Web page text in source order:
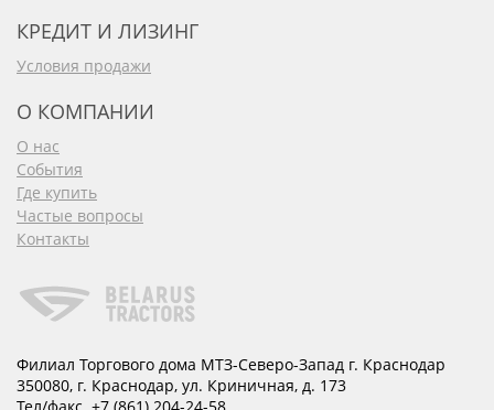
КРЕДИТ И ЛИЗИНГ
Условия продажи
О КОМПАНИИ
О нас
События
Где купить
Частые вопросы
Контакты
Филиал Торгового дома МТЗ-Северо-Запад г. Краснодар
350080, г. Краснодар, ул. Криничная, д. 173